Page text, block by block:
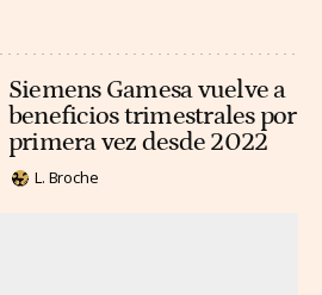
Siemens Gamesa vuelve a
beneficios trimestrales por
primera vez desde 2022
L. Broche